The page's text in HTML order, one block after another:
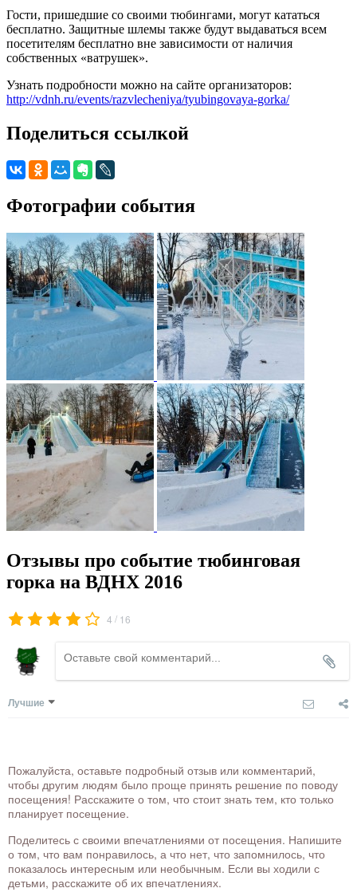
Гости, пришедшие со своими тюбингами, могут кататься
бесплатно. Защитные шлемы также будут выдаваться всем
посетителям бесплатно вне зависимости от наличия
собственных «ватрушек».
Узнать подробности можно на сайте организаторов:
http://vdnh.ru/events/razvlecheniya/tyubingovaya-gorka/
Поделиться ссылкой
Фотографии события
Отзывы про событие тюбинговая
горка на ВДНХ 2016
4 / 16
Лучшие
Пожалуйста, оставьте подробный отзыв или комментарий,
чтобы другим людям было проще принять решение по поводу
посещения! Расскажите о том, что стоит знать тем, кто только
планирует посещение.
Поделитесь с своими впечатлениями от посещения. Напишите
о том, что вам понравилось, а что нет, что запомнилось, что
показалось интересным или необычным. Если вы ходили с
детьми, расскажите об их впечатлениях.